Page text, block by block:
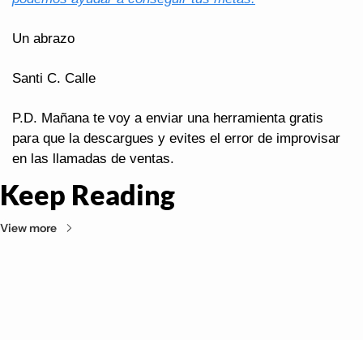
Un abrazo
Santi C. Calle
P.D. Mañana te voy a enviar una herramienta gratis
para que la descargues y evites el error de improvisar
en las llamadas de ventas.
Keep Reading
View more